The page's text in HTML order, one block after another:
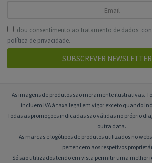
dou consentimento ao tratamento de dados:
política de privacidade.
SUBSCREVER NEWSLETTER
As imagens de produtos são meramente ilustrativas.
incluem IVA à taxa legal em vigor exceto quando
Todas as promoções indicadas são válidas no próprio
outra data.
As marcas e logótipos de produtos utilizados no
pertencem aos respetivos
Só são utilizados tendo em vista permitir uma melhor